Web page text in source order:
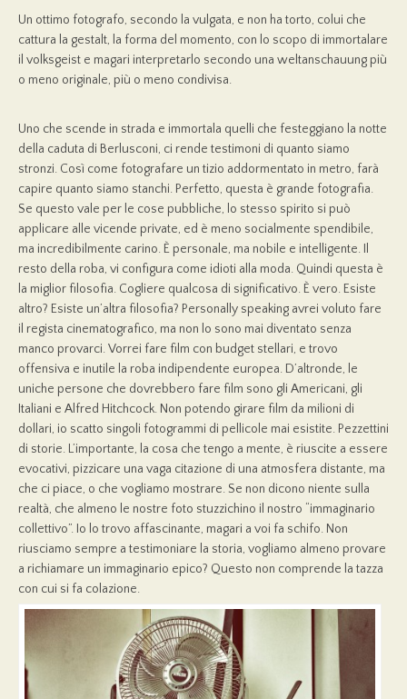
Un ottimo fotografo, secondo la vulgata, e non ha torto, colui che
cattura la gestalt, la forma del momento, con lo scopo di immortalare
il volksgeist e magari interpretarlo secondo una weltanschauung più
o meno originale, più o meno condivisa.
Uno che scende in strada e immortala quelli che festeggiano la notte
della caduta di Berlusconi, ci rende testimoni di quanto siamo
stronzi. Così come fotografare un tizio addormentato in metro, farà
capire quanto siamo stanchi. Perfetto, questa è grande fotografia.
Se questo vale per le cose pubbliche, lo stesso spirito si può
applicare alle vicende private, ed è meno socialmente spendibile,
ma incredibilmente carino. È personale, ma nobile e intelligente. Il
resto della roba, vi configura come idioti alla moda. Quindi questa è
la miglior filosofia. Cogliere qualcosa di significativo. È vero. Esiste
altro? Esiste un’altra filosofia? Personally speaking avrei voluto fare
il regista cinematografico, ma non lo sono mai diventato senza
manco provarci. Vorrei fare film con budget stellari, e trovo
offensiva e inutile la roba indipendente europea. D’altronde, le
uniche persone che dovrebbero fare film sono gli Americani, gli
Italiani e Alfred Hitchcock. Non potendo girare film da milioni di
dollari, io scatto singoli fotogrammi di pellicole mai esistite. Pezzettini
di storie. L’importante, la cosa che tengo a mente, è riuscite a essere
evocativi, pizzicare una vaga citazione di una atmosfera distante, ma
che ci piace, o che vogliamo mostrare. Se non dicono niente sulla
realtà, che almeno le nostre foto stuzzichino il nostro “immaginario
collettivo”. Io lo trovo affascinante, magari a voi fa schifo. Non
riusciamo sempre a testimoniare la storia, vogliamo almeno provare
a richiamare un immaginario epico? Questo non comprende la tazza
con cui si fa colazione.